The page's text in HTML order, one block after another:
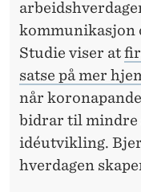
kommunikasjon
Studie viser at
satse på mer
når
bidrar til mindre
idéutvikling.
hverdagen